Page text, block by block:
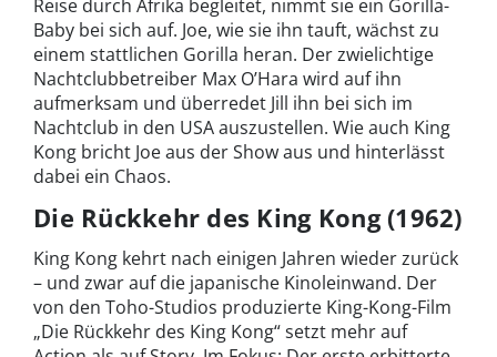
Reise durch Afrika begleitet, nimmt sie ein Gorilla-
Baby bei sich auf. Joe, wie sie ihn tauft, wächst zu
einem stattlichen Gorilla heran. Der zwielichtige
Nachtclubbetreiber Max O’Hara wird auf ihn
aufmerksam und überredet Jill ihn bei sich im
Nachtclub in den USA auszustellen. Wie auch King
Kong bricht Joe aus der Show aus und hinterlässt
dabei ein Chaos.
Die Rückkehr des King Kong (1962)
King Kong kehrt nach einigen Jahren wieder zurück
– und zwar auf die japanische Kinoleinwand. Der
von den Toho-Studios produzierte King-Kong-Film
„Die Rückkehr des King Kong“ setzt mehr auf